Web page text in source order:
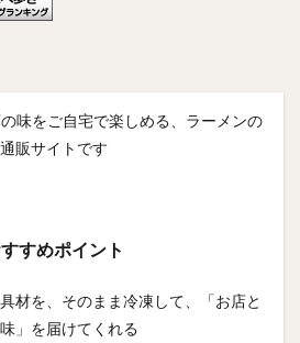
味をご自宅で楽しめる、ラーメンの
通販サイトです
すめポイント
材を、そのまま冷凍して、「お店と
」を届けてくれる